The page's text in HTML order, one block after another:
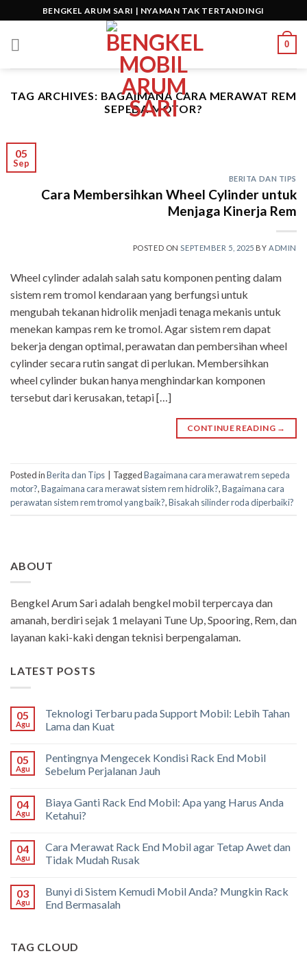
to
content
BENGKEL ARUM SARI | NYAMAN TAK TERTANDINGI
0
TAG ARCHIVES: BAGAIMANA CARA MERAWAT REM
SEPEDA MOTOR?
05
Sep
BERITA DAN TIPS
Cara Membersihkan Wheel Cylinder untuk
Menjaga Kinerja Rem
POSTED ON SEPTEMBER 5, 2025 BY ADMIN
Wheel cylinder adalah salah satu komponen penting dalam
sistem rem tromol kendaraan yang berfungsi untuk
mengubah tekanan hidrolik menjadi tenaga mekanis untuk
menekan kampas rem ke tromol. Agar sistem rem dapat
bekerja dengan optimal, perawatan dan pembersihan wheel
cylinder secara rutin sangat di perlukan. Membersihkan
wheel cylinder bukan hanya menghindarkan komponen
tersebut dari kerusakan, tetapi […]
CONTINUE READING →
Posted inBerita dan Tips TaggedBagaimana cara merawat rem sepeda
motor?,Bagaimana cara merawat sistem rem hidrolik?,Bagaimana cara
perawatan sistem rem tromol yang baik?,Bisakah silinder roda diperbaiki?
ABOUT
Bengkel Arum Sari adalah bengkel mobil terpercaya dan
amanah, berdiri sejak 1 melayani Tune Up, Spooring, Rem, dan
layanan kaki-kaki dengan teknisi berpengalaman.
LATEST POSTS
05
Agu
Teknologi Terbaru pada Support Mobil: Lebih Tahan
Lama dan Kuat
05
Agu
Pentingnya Mengecek Kondisi Rack End Mobil
Sebelum Perjalanan Jauh
04
Agu
Biaya Ganti Rack End Mobil: Apa yang Harus Anda
Ketahui?
04
Agu
Cara Merawat Rack End Mobil agar Tetap Awet dan
Tidak Mudah Rusak
03
Agu
Bunyi di Sistem Kemudi Mobil Anda? Mungkin Rack
End Bermasalah
TAG CLOUD